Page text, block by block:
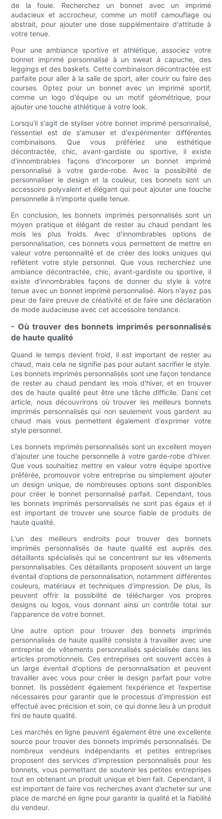
de la foule. Recherchez un bonnet avec un imprimé
audacieux et accrocheur, comme un motif camouflage ou
abstrait, pour ajouter une dose supplémentaire d'attitude à
votre tenue.
Pour une ambiance sportive et athlétique, associez votre
bonnet imprimé personnalisé à un sweat à capuche, des
leggings et des baskets. Cette combinaison décontractée est
parfaite pour aller à la salle de sport, aller courir ou faire des
courses. Optez pour un bonnet avec un imprimé sportif,
comme un logo d'équipe ou un motif géométrique, pour
ajouter une touche athlétique à votre look.
Lorsqu'il s'agit de styliser votre bonnet imprimé personnalisé,
l'essentiel est de s'amuser et d'expérimenter différentes
combinaisons. Que vous préfériez une esthétique
décontractée, chic, avant-gardiste ou sportive, il existe
d'innombrables façons d'incorporer un bonnet imprimé
personnalisé à votre garde-robe. Avec la possibilité de
personnaliser le design et la couleur, ces bonnets sont un
accessoire polyvalent et élégant qui peut ajouter une touche
personnelle à n'importe quelle tenue.
En conclusion, les bonnets imprimés personnalisés sont un
moyen pratique et élégant de rester au chaud pendant les
mois les plus froids. Avec d'innombrables options de
personnalisation, ces bonnets vous permettent de mettre en
valeur votre personnalité et de créer des looks uniques qui
reflètent votre style personnel. Que vous recherchiez une
ambiance décontractée, chic, avant-gardiste ou sportive, il
existe d'innombrables façons de donner du style à votre
tenue avec un bonnet imprimé personnalisé. Alors n'ayez pas
peur de faire preuve de créativité et de faire une déclaration
de mode audacieuse avec cet accessoire tendance.
- Où trouver des bonnets imprimés personnalisés
de haute qualité
Quand le temps devient froid, il est important de rester au
chaud, mais cela ne signifie pas pour autant sacrifier le style.
Les bonnets imprimés personnalisés sont une façon tendance
de rester au chaud pendant les mois d'hiver, et en trouver
des de haute qualité peut être une tâche difficile. Dans cet
article, nous découvrirons où trouver les meilleurs bonnets
imprimés personnalisés qui non seulement vous gardent au
chaud mais vous permettent également d'exprimer votre
style personnel.
Les bonnets imprimés personnalisés sont un excellent moyen
d'ajouter une touche personnelle à votre garde-robe d'hiver.
Que vous souhaitiez mettre en valeur votre équipe sportive
préférée, promouvoir votre entreprise ou simplement ajouter
un design unique, de nombreuses options sont disponibles
pour créer le bonnet personnalisé parfait. Cependant, tous
les bonnets imprimés personnalisés ne sont pas égaux et il
est important de trouver une source fiable de produits de
haute qualité.
L'un des meilleurs endroits pour trouver des bonnets
imprimés personnalisés de haute qualité est auprès des
détaillants spécialisés qui se concentrent sur les vêtements
personnalisables. Ces détaillants proposent souvent un large
éventail d’options de personnalisation, notamment différentes
couleurs, matériaux et techniques d’impression. De plus, ils
peuvent offrir la possibilité de télécharger vos propres
designs ou logos, vous donnant ainsi un contrôle total sur
l'apparence de votre bonnet.
Une autre option pour trouver des bonnets imprimés
personnalisés de haute qualité consiste à travailler avec une
entreprise de vêtements personnalisés spécialisée dans les
articles promotionnels. Ces entreprises ont souvent accès à
un large éventail d'options de personnalisation et peuvent
travailler avec vous pour créer le design parfait pour votre
bonnet. Ils possèdent également l’expérience et l’expertise
nécessaires pour garantir que le processus d’impression est
effectué avec précision et soin, ce qui donne lieu à un produit
fini de haute qualité.
Les marchés en ligne peuvent également être une excellente
source pour trouver des bonnets imprimés personnalisés. De
nombreux vendeurs indépendants et petites entreprises
proposent des services d'impression personnalisés pour les
bonnets, vous permettant de soutenir les petites entreprises
tout en obtenant un produit unique et bien fait. Cependant, il
est important de faire vos recherches avant d’acheter sur une
place de marché en ligne pour garantir la qualité et la fiabilité
du vendeur.